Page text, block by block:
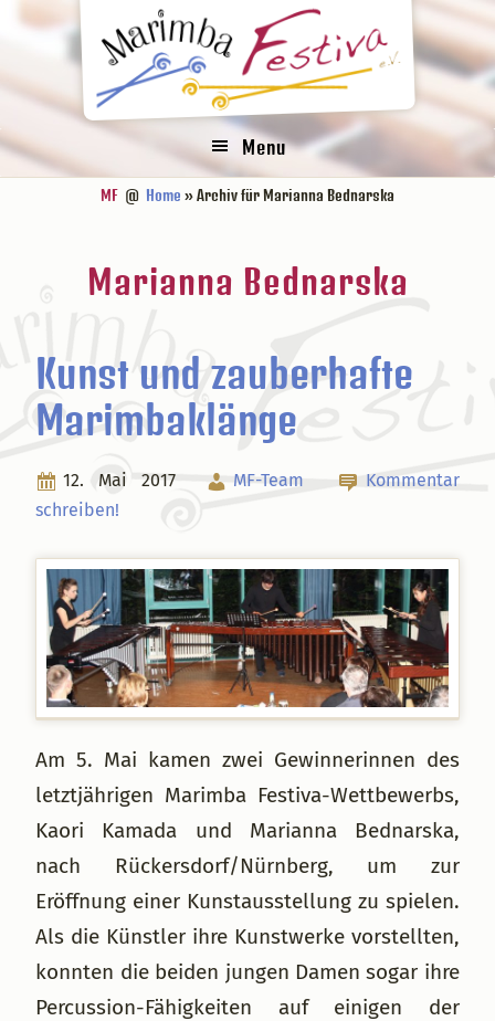
Hauptnavigation
Seitenspalte
Menu
MF @ Home » Archiv für Marianna Bednarska
Marianna Bednarska
Kunst und zauberhafte
Marimbaklänge
12. Mai 2017 MF-Team
Kommentar
schreiben!
Am 5. Mai kamen zwei Gewinnerinnen des
letztjährigen Marimba Festiva-Wettbewerbs,
Kaori Kamada und Marianna Bednarska,
nach Rückersdorf/Nürnberg, um zur
Eröffnung einer Kunstausstellung zu spielen.
Als die Künstler ihre Kunstwerke vorstellten,
konnten die beiden jungen Damen sogar ihre
Percussion-Fähigkeiten auf einigen der